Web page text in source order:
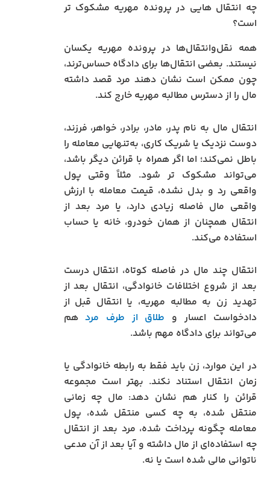
چه انتقال‌ هایی در پرونده مهریه مشکوک‌ تر
است؟
همه نقل‌وانتقال‌ها در پرونده مهریه یکسان
نیستند. بعضی انتقال‌ها برای دادگاه حساس‌ترند،
چون ممکن است نشان دهند مرد قصد داشته
مال را از دسترس مطالبه مهریه خارج کند.
انتقال مال به نام پدر، مادر، برادر، خواهر، فرزند،
دوست نزدیک یا شریک کاری، به‌تنهایی معامله را
باطل نمی‌کند؛ اما اگر همراه با قرائن دیگر باشد،
می‌تواند مشکوک‌ تر شود. مثلاً وقتی پول
واقعی رد و بدل نشده، قیمت معامله با ارزش
واقعی مال فاصله زیادی دارد، یا مرد بعد از
انتقال همچنان از همان خودرو، خانه یا حساب
استفاده می‌کند.
انتقال چند مال در فاصله کوتاه، انتقال درست
بعد از شروع اختلافات خانوادگی، انتقال بعد از
تهدید زن به مطالبه مهریه، یا انتقال قبل از
دادخواست اعسار و طلاق از طرف مردهم
می‌تواند برای دادگاه مهم باشد.
در این موارد، زن باید فقط به رابطه خانوادگی یا
زمان انتقال استناد نکند. بهتر است مجموعه
قرائن را کنار هم نشان دهد: مال چه زمانی
منتقل شده، به چه کسی منتقل شده، پول
معامله چگونه پرداخت شده، مرد بعد از انتقال
چه استفاده‌ای از مال داشته و آیا بعد از آن مدعی
ناتوانی مالی شده است یا نه.